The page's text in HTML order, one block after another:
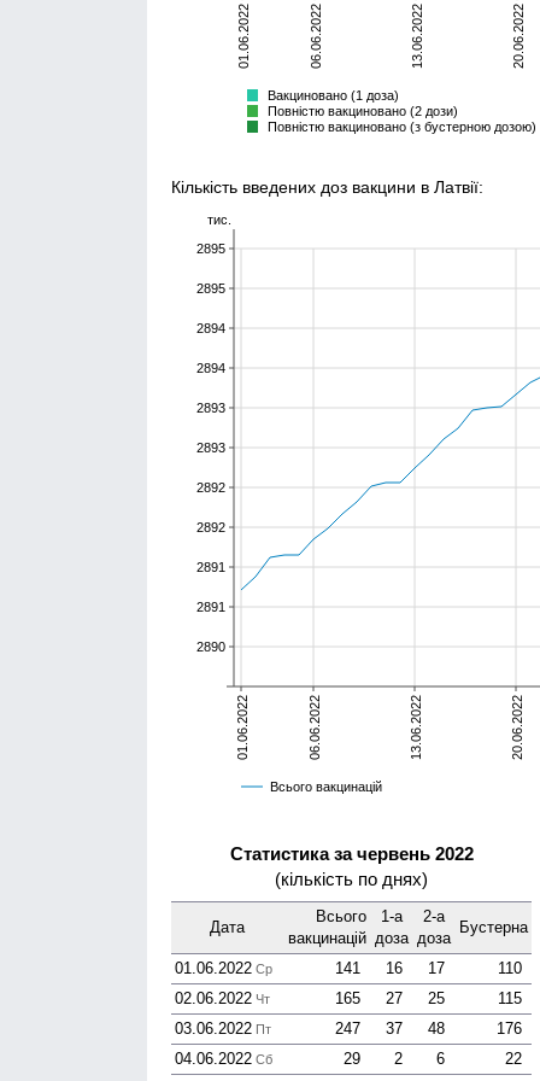
неповністю
повністю
бустер
Всього
01.06.2022 06.06.2022 13.06.2022 20.06.2022
Вакциновано (1 доза)
Повністю вакциновано (2 дози)
Повністю вакциновано (з бустерною дозою)
Кількість введених доз вакцини в Латвії:
01.06.2022 06.06.2022 13.06.2022 20.06.2022
2890
2891
2891
2892
2892
2893
2893
2894
2894
2895
2895
тис.
Всього вакцинацій
Статистика за червень 2022
(кількість по днях)
Дата
Всього
вакцинацій
1-а
доза
2-а
доза
Бустерна
01.06.2022 Ср 141 16 17
110
02.06.2022 Чт 165 27 25
115
03.06.2022 Пт 247 37 48
176
04.06.2022 Сб 29 2 6
22